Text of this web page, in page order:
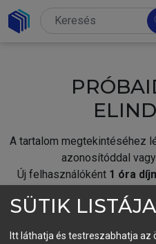
A tartalom megtekintéséhez
azonosítóddal
Új felhasználóként 1 óra
fiókoddal,vagy
SÜTIK LISTÁJA
Itt láthatja és testreszabhatja az